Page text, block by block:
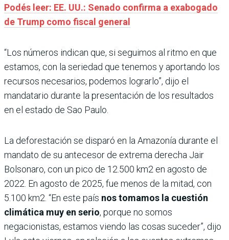
Podés leer: EE. UU.: Senado confirma a exabogado
de Trump como fiscal general
“Los números indican que, si seguimos al ritmo en que
estamos, con la seriedad que tenemos y aportando los
recursos necesarios, podemos lograrlo”, dijo el
mandatario durante la presentación de los resultados
en el estado de Sao Paulo.
La deforestación se disparó en la Amazonía durante el
mandato de su antecesor de extrema derecha Jair
Bolsonaro, con un pico de 12.500 km2 en agosto de
2022. En agosto de 2025, fue menos de la mitad, con
5.100 km2. “En este país nos tomamos la cuestión
climática muy en serio, porque no somos
negacionistas, estamos viendo las cosas suceder”, dijo